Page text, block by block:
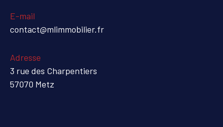
E-mail
contact@mlimmobilier.fr
Adresse
3 rue des Charpentiers
57070 Metz